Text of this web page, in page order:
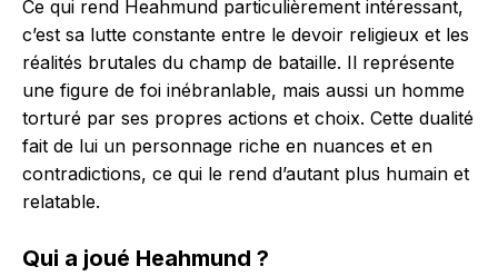
Ce qui rend Heahmund particulièrement intéressant,
c’est sa lutte constante entre le devoir religieux et les
réalités brutales du champ de bataille. Il représente
une figure de foi inébranlable, mais aussi un homme
torturé par ses propres actions et choix. Cette dualité
fait de lui un personnage riche en nuances et en
contradictions, ce qui le rend d’autant plus humain et
relatable.
Qui a joué Heahmund ?